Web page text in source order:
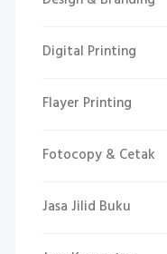
Digital Printing
Flayer Printing
Fotocopy & Cetak
Jasa Jilid Buku